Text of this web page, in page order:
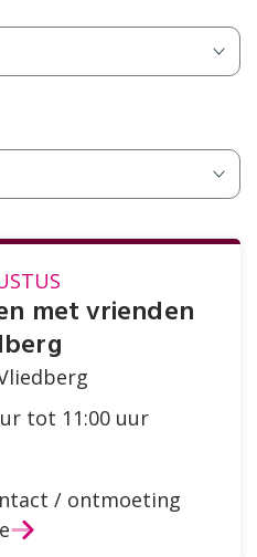
met vrienden
tot 11:00 uur
/ ontmoeting